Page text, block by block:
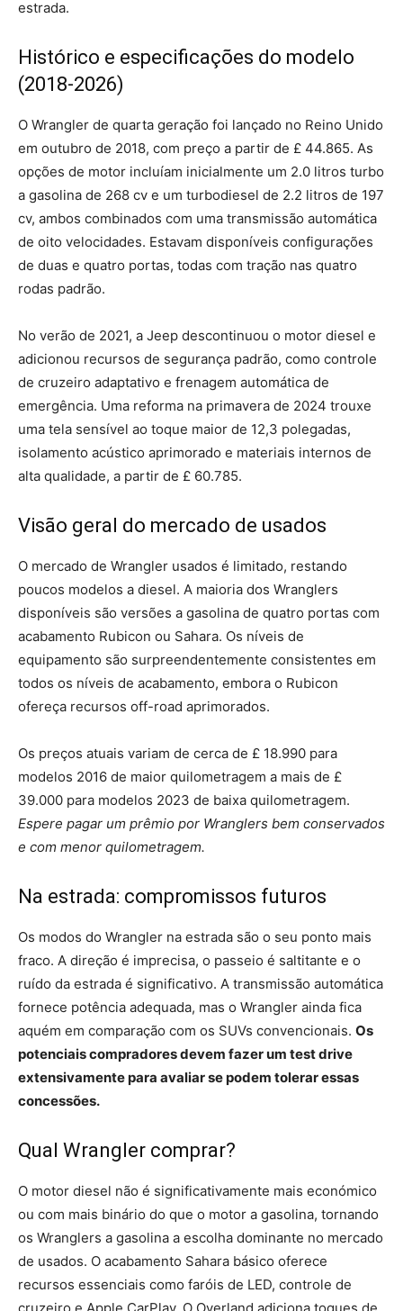
estrada.
Histórico e especificações do modelo
(2018-2026)
O Wrangler de quarta geração foi lançado no Reino Unido
em outubro de 2018, com preço a partir de £ 44.865. As
opções de motor incluíam inicialmente um 2.0 litros turbo
a gasolina de 268 cv e um turbodiesel de 2.2 litros de 197
cv, ambos combinados com uma transmissão automática
de oito velocidades. Estavam disponíveis configurações
de duas e quatro portas, todas com tração nas quatro
rodas padrão.
No verão de 2021, a Jeep descontinuou o motor diesel e
adicionou recursos de segurança padrão, como controle
de cruzeiro adaptativo e frenagem automática de
emergência. Uma reforma na primavera de 2024 trouxe
uma tela sensível ao toque maior de 12,3 polegadas,
isolamento acústico aprimorado e materiais internos de
alta qualidade, a partir de £ 60.785.
Visão geral do mercado de usados
O mercado de Wrangler usados é limitado, restando
poucos modelos a diesel. A maioria dos Wranglers
disponíveis são versões a gasolina de quatro portas com
acabamento Rubicon ou Sahara. Os níveis de
equipamento são surpreendentemente consistentes em
todos os níveis de acabamento, embora o Rubicon
ofereça recursos off-road aprimorados.
Os preços atuais variam de cerca de £ 18.990 para
modelos 2016 de maior quilometragem a mais de £
39.000 para modelos 2023 de baixa quilometragem.
Espere pagar um prêmio por Wranglers bem conservados
e com menor quilometragem.
Na estrada: compromissos futuros
Os modos do Wrangler na estrada são o seu ponto mais
fraco. A direção é imprecisa, o passeio é saltitante e o
ruído da estrada é significativo. A transmissão automática
fornece potência adequada, mas o Wrangler ainda fica
aquém em comparação com os SUVs convencionais. Os
potenciais compradores devem fazer um test drive
extensivamente para avaliar se podem tolerar essas
concessões.
Qual Wrangler comprar?
O motor diesel não é significativamente mais económico
ou com mais binário do que o motor a gasolina, tornando
os Wranglers a gasolina a escolha dominante no mercado
de usados. O acabamento Sahara básico oferece
recursos essenciais como faróis de LED, controle de